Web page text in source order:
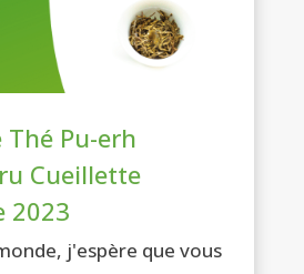
Thé Pu-erh
Cueillette
2023
j'espère que vous